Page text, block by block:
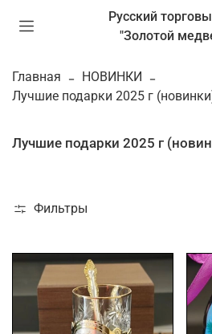
Русский
"Золотой
Главная
НОВИНКИ
Лучшие подарки 2025 г
Лучшие подарки 2025 г
Фильтры